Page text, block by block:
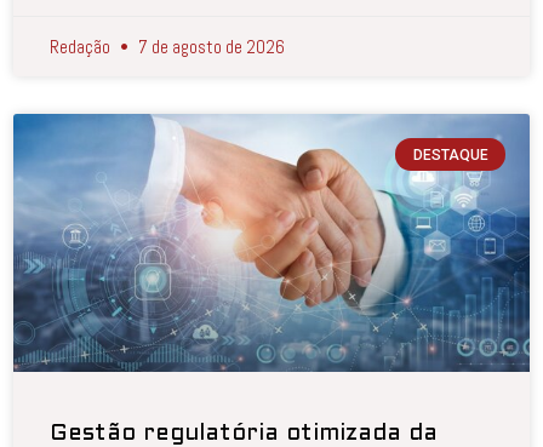
Redação 7 de agosto de 2026
DESTAQUE
Gestão regulatória otimizada da